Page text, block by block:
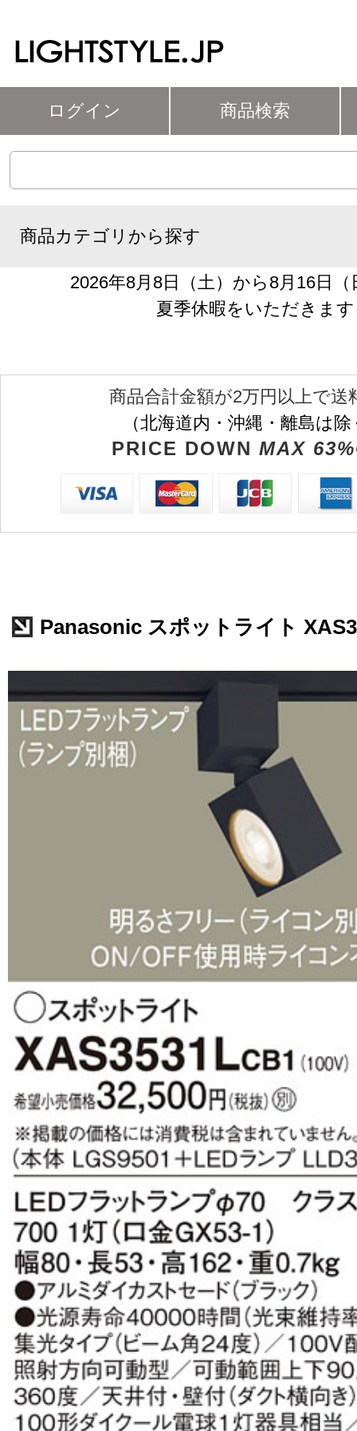
ログイン 商品検索
商品カテゴリから探す
2026年8月8日（土）から8月16日
夏季休暇をいただきます
商品合計金額が2万円以上で送
（北海道内・沖縄・離島は
PRICE DOWN MAX
Panasonic スポットライト